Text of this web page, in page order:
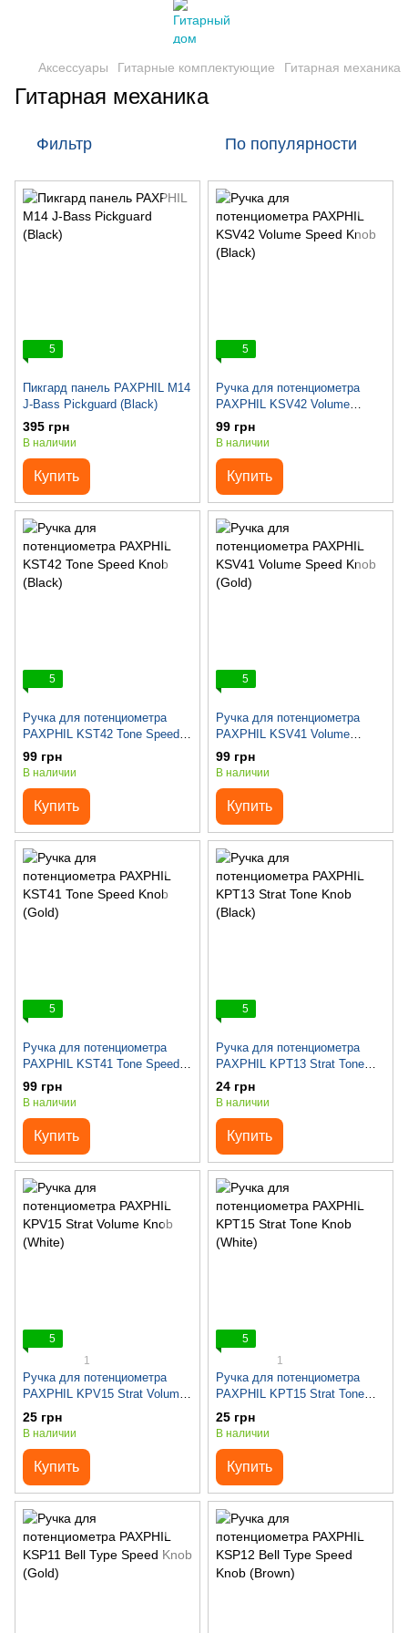
Аксессуары Гитарные комплектующие Гитарная механика
Гитарная механика
Фильтр По популярности
5
Пикгард панель PAXPHIL M14
J-Bass Pickguard (Black)
395 грн
В наличии
Купить
5
Ручка для потенциометра
PAXPHIL KSV42 Volume
Speed Knob (Black)
99 грн
В наличии
Купить
5
Ручка для потенциометра
PAXPHIL KST42 Tone Speed
Knob (Black)
99 грн
В наличии
Купить
5
Ручка для потенциометра
PAXPHIL KSV41 Volume
Speed Knob (Gold)
99 грн
В наличии
Купить
5
Ручка для потенциометра
PAXPHIL KST41 Tone Speed
Knob (Gold)
99 грн
В наличии
Купить
5
Ручка для потенциометра
PAXPHIL KPT13 Strat Tone
Knob (Black)
24 грн
В наличии
Купить
5
1
Ручка для потенциометра
PAXPHIL KPV15 Strat Volume
Knob (White)
25 грн
В наличии
Купить
5
1
Ручка для потенциометра
PAXPHIL KPT15 Strat Tone
Knob (White)
25 грн
В наличии
Купить